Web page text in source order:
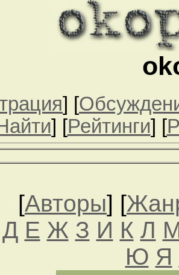
] [
] [Рейтинги] [
[Авторы] [
Д Е Ж З И К Л
Ю Я